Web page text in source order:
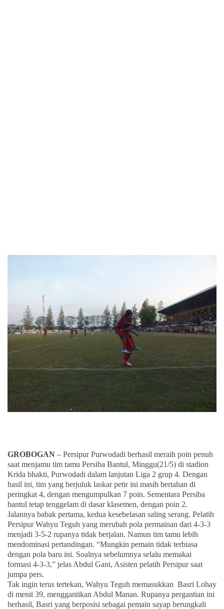
GROBOGAN – Persipur Purwodadi berhasil meraih poin penuh
saat menjamu tim tamu Persiba Bantul, Minggu(21/5) di stadion
Krida bhakti, Purwodadi dalam lanjutan Liga 2 grup 4. Dengan
hasil ini, tim yang berjuluk laskar petir ini masih bertahan di
peringkat 4, dengan mengumpulkan 7 poin. Sementara Persiba
bantul tetap tenggelam di dasar klasemen, dengan poin 2.
Jalannya babak pertama, kedua kesebelasan saling serang. Pelatih
Persipur Wahyu Teguh yang merubah pola permainan dari 4-3-3
menjadi 3-5-2 rupanya tidak berjalan. Namun tim tamu lebih
mendominasi pertandingan. “Mungkin pemain tidak terbiasa
dengan pola baru ini. Soalnya sebelumnya selalu memakai
formasi 4-3-3,” jelas Abdul Gani, Asisten pelatih Persipur saat
jumpa pers.
Tak ingin terus tertekan, Wahyu Teguh memasukkan Basri Lohay
di menit 39, menggantikan Abdul Manan. Rupanya pergantian ini
berhasil, Basri yang berposisi sebagai pemain sayap berungkali